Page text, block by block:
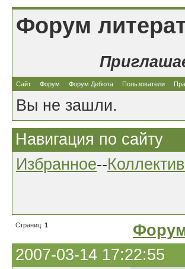
Форум
Сайт Форум Форум Дебюта Пользователи
Вы не зашли.
Навигация по сайту
Избранное--
Страниц: 1
2007-03-14 17:22:55